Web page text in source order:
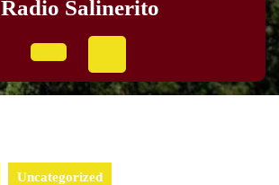
Radio Salinerito
Uncategorized